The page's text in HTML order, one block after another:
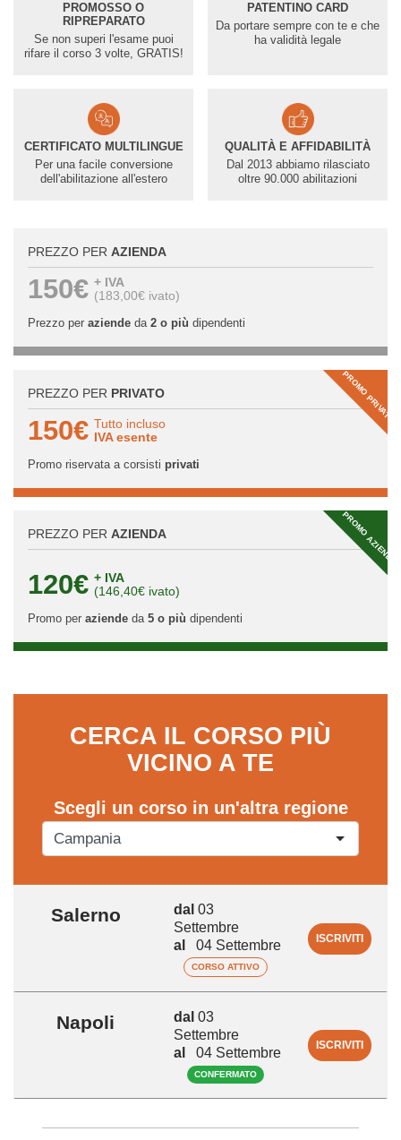
PROMOSSO O
RIPREPARATO
Se non superi l'esame puoi
rifare il corso 3 volte, GRATIS!
PATENTINO CARD
Da portare sempre con te e che
ha validità legale
CERTIFICATO MULTILINGUE
Per una facile conversione
dell'abilitazione all'estero
QUALITÀ E AFFIDABILITÀ
Dal 2013 abbiamo rilasciato
oltre 90.000 abilitazioni
PREZZO PER AZIENDA
150€ + IVA
(183,00€ ivato)
Prezzo per aziendeda 2 o più dipendenti
PROMO PRIVATI
PREZZO PER PRIVATO
150€ Tutto incluso
IVA esente
Promo riservata a corsisti privati
PROMO AZIENDA
PREZZO PER AZIENDA
120€ + IVA
(146,40€ ivato)
Promo per aziendeda 5 o più dipendenti
CERCA IL CORSO PIÙ
VICINO A TE
Scegli un corso in un'altra regione
Salerno dal 03
Settembre
al
04 Settembre
CORSO ATTIVO
ISCRIVITI
Napoli dal 03
Settembre
al
04 Settembre
CONFERMATO
ISCRIVITI